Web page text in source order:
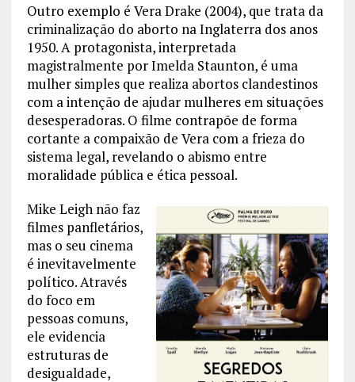
Outro exemplo é Vera Drake (2004), que trata da
criminalização do aborto na Inglaterra dos anos
1950. A protagonista, interpretada
magistralmente por Imelda Staunton, é uma
mulher simples que realiza abortos clandestinos
com a intenção de ajudar mulheres em situações
desesperadoras. O filme contrapõe de forma
cortante a compaixão de Vera com a frieza do
sistema legal, revelando o abismo entre
moralidade pública e ética pessoal.
Mike Leigh não faz
filmes panfletários,
mas o seu cinema
é inevitavelmente
político. Através
do foco em
pessoas comuns,
ele evidencia
estruturas de
desigualdade,